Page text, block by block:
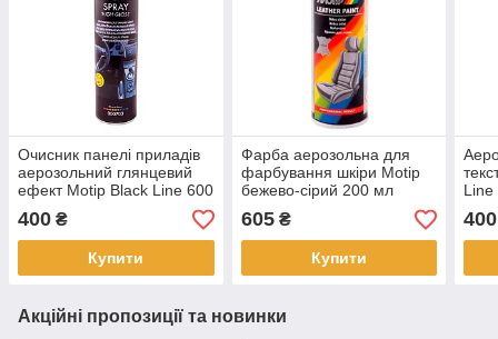
Очисник панелі приладів
аерозольний глянцевий
ефект Motip Black Line 600
мл TURTLE WAX
400 ₴
Купити
Фарба аерозольна для
фарбування шкіри Motip
бежево-сірий 200 мл
605₴
Купити
400
Акційні пропозиції та новинки